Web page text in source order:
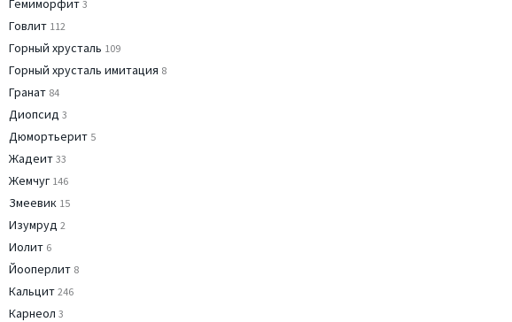
Гемиморфит 3
Говлит 112
Горный хрусталь 109
Горный хрусталь имитация 8
Гранат 84
Диопсид 3
Дюмортьерит 5
Жадеит 33
Жемчуг 146
Змеевик 15
Изумруд 2
Иолит 6
Йооперлит 8
Кальцит 246
Карнеол 3